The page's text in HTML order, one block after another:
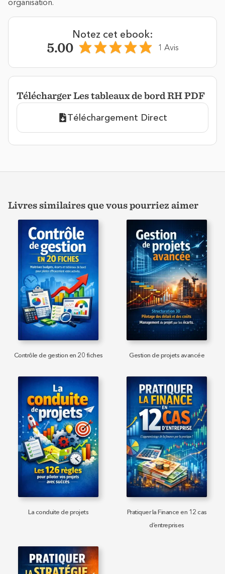
organisation.
Notez cet ebook:
5.00 1 Avis
Télécharger Les tableaux de bord RH PDF
Téléchargement Direct
Livres similaires que vous pourriez aimer
Contrôle de gestion en 20 fiches Gestion de projets avancée
La conduite de projets
Pratiquer la Finance en 12 cas
d’entreprises